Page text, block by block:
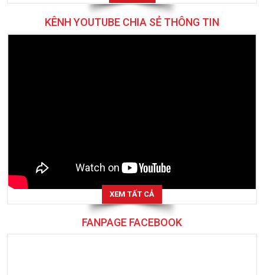
KÊNH YOUTUBE CHIA SẺ THÔNG TIN
XEM TẤT CẢ
FANPAGE FACEBOOK